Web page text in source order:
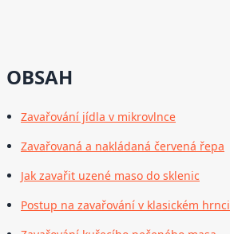
OBSAH
Zavařování jídla v mikrovlnce
Zavařovaná a nakládaná červená řepa
Jak zavařit uzené maso do sklenic
Postup na zavařování v klasickém hrnci